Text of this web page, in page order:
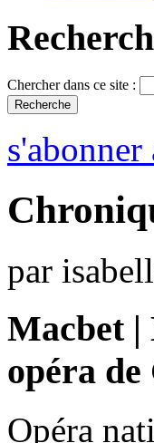
Chercher dans ce site :
par
Macbet |
opéra de
Opéra